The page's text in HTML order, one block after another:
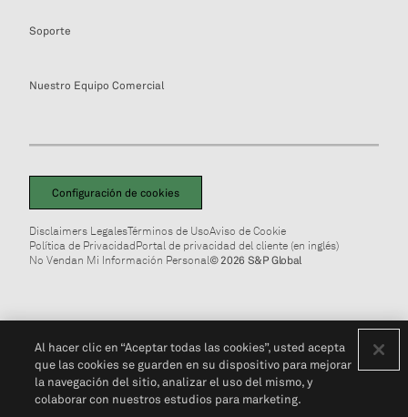
Soporte
Nuestro Equipo Comercial
Configuración de cookies
Disclaimers LegalesTérminos de UsoAviso de Cookie
Política de PrivacidadPortal de privacidad del cliente (en inglés)
No Vendan Mi Información Personal© 2026 S&P Global
Al hacer clic en “Aceptar todas las cookies”, usted acepta
que las cookies se guarden en su dispositivo para mejorar
la navegación del sitio, analizar el uso del mismo, y
colaborar con nuestros estudios para marketing.